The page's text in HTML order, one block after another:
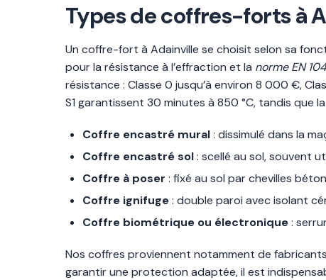
Types de coffres-forts à
Un coffre-fort à Adainville se choisit selon sa
pour la résistance à l’effraction et la norme EN
résistance : Classe 0 jusqu’à environ 8 000 €,
S1 garantissent 30 minutes à 850 °C, tandis
Coffre encastré mural: dissimulé dans la
Coffre encastré sol: scellé au sol, souvent
Coffre à poser : fixé au sol par chevilles
Coffre ignifuge: double paroi avec isolant
Coffre biométrique ou électronique:
Nos coffres proviennent notamment de
garantir une protection adaptée, il est